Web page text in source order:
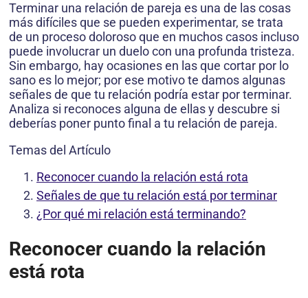
Terminar una relación de pareja es una de las cosas
más difíciles que se pueden experimentar, se trata
de un proceso doloroso que en muchos casos incluso
puede involucrar un duelo con una profunda tristeza.
Sin embargo, hay ocasiones en las que cortar por lo
sano es lo mejor; por ese motivo te damos algunas
señales de que tu relación podría estar por terminar.
Analiza si reconoces alguna de ellas y descubre si
deberías poner punto final a tu relación de pareja.
Temas del Artículo
Reconocer cuando la relación está rota
Señales de que tu relación está por terminar
¿Por qué mi relación está terminando?
Reconocer cuando la relación
está rota